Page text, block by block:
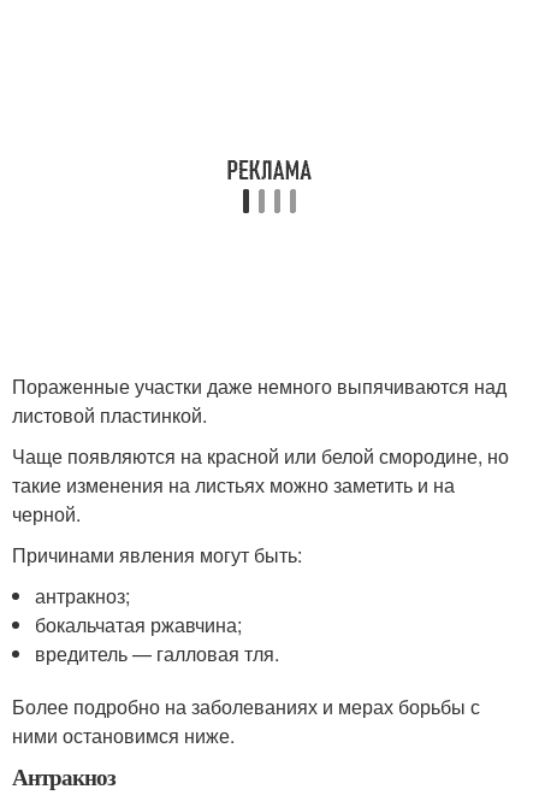
Пораженные участки даже немного выпячиваются над
листовой пластинкой.
Чаще появляются на красной или белой смородине, но
такие изменения на листьях можно заметить и на
черной.
Причинами явления могут быть:
антракноз;
бокальчатая ржавчина;
вредитель — галловая тля.
Более подробно на заболеваниях и мерах борьбы с
ними остановимся ниже.
Антракноз